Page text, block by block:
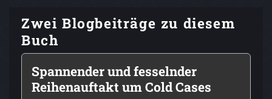
Zwei Blogbeiträge zu diesem
Buch
Spannender und fesselnder
Reihenauftakt um Cold Cases